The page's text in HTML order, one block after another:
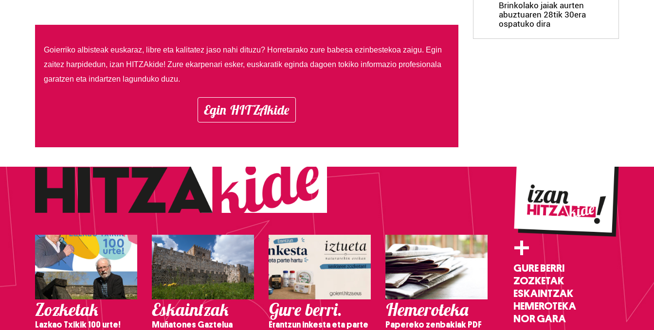
Goierriko albisteak euskaraz, libre eta kalitatez jaso nahi dituzu? Horretarako zure babesa ezinbestekoa zaigu. Egin
zaitez harpidedun, izan HITZAkide! Zure ekarpenari esker, euskaratik eginda dagoen tokiko informazio profesionala
garatzen eta indartzen lagunduko duzu.
Egin HITZAkide
Brinkolako jaiak aurten
abuztuaren 28tik 30era
ospatuko dira
Zozketak
Lazkao Txikik 100 urte!
Eskaintzak
Muñatones Gaztelua
Gure berri.
Erantzun inkesta eta parte
Hemeroteka
Papereko zenbakiak PDF
+
GURE BERRI
ZOZKETAK
ESKAINTZAK
HEMEROTEKA
NOR GARA